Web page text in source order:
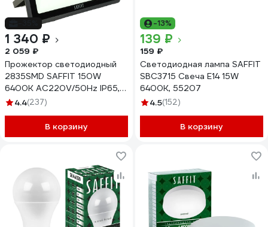
1 340 ₽
2 059 ₽
Прожектор светодиодный
2835SMD SAFFIT 150W
6400K AC220V/50Hz IP65,
черный в компактном
4.4(237)
В корзину
-13%
139 ₽
159 ₽
Светодиодная лампа SAFFIT
SBC3715 Свеча E14 15W
6400K, 55207
4.5(152)
В корзину